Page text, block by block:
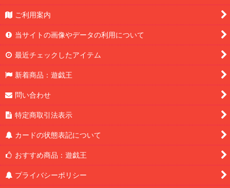
ご利用案内
当サイトの画像やデータの利用について
最近チェックしたアイテム
新着商品：遊戯王
問い合わせ
特定商取引法表示
カードの状態表記について
おすすめ商品：遊戯王
プライバシーポリシー